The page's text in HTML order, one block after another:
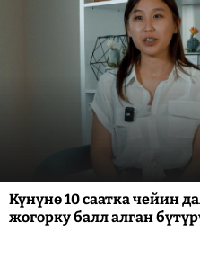
Күнүнө 10 саатка чейин
жогорку балл алган